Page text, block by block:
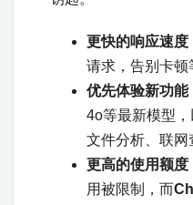
更快的响应速度
请求，告别卡顿
优先体验新功能
4o等最新模型，
文件分析、联网
更高的使用额度
用被限制，而